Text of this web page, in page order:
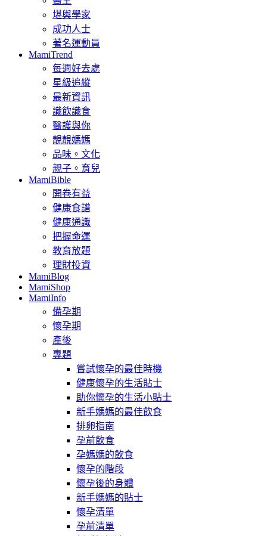
堪輿學家
成功人士
著名運動員
MamiTrend
每週好去處
星級追縱
最新資訊
識飲識食
醫護與你
靚靚媽媽
品味。文化
親子。育兒
MamiBible
開卷有益
健康食譜
健康通識
把握命運
教育放題
理財投資
MamiBlog
MamiShop
MamiInfo
備孕期
懷孕期
產後
專題
嘗試懷孕的最佳時機
健康懷孕的生活貼士
助你懷孕的生活小貼士
新手媽媽的最佳飲食
排卵指南
孕前飲食
孕媽媽的飲食
懷孕的階段
懷孕後的身體
新手媽媽的貼士
懷孕清單
孕前清單